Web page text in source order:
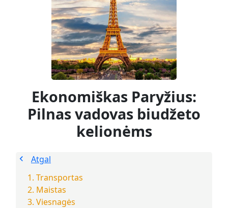
Ekonomiškas Paryžius:
Pilnas vadovas biudžeto
kelionėms
Atgal
Transportas
Maistas
Viesnagės